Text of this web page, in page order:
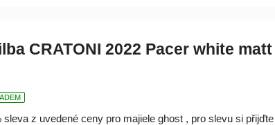
CRATONI 2022 Pacer white matt
sleva z uvedené ceny pro majiele ghost , pro slevu si